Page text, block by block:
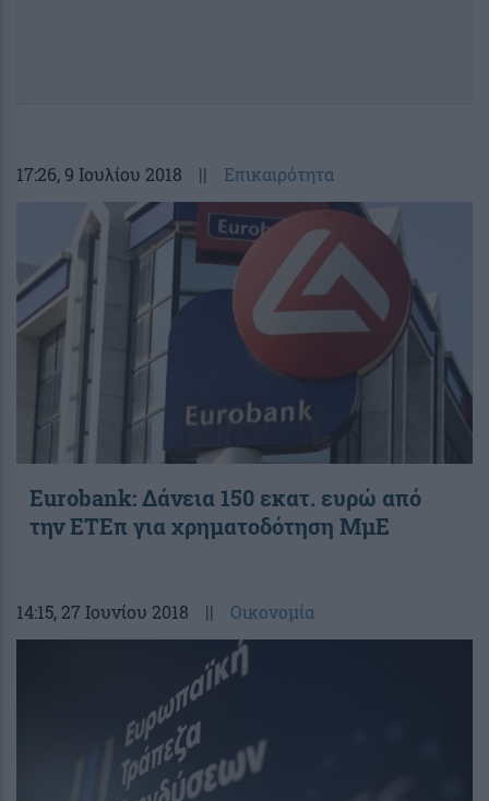
17:26, 9 Ιουλίου 2018 || Επικαιρότητα
Eurobank: Δάνεια 150 εκατ. ευρώ από
την ΕΤΕπ για χρηματοδότηση ΜμΕ
14:15, 27 Ιουνίου 2018 || Οικονομία